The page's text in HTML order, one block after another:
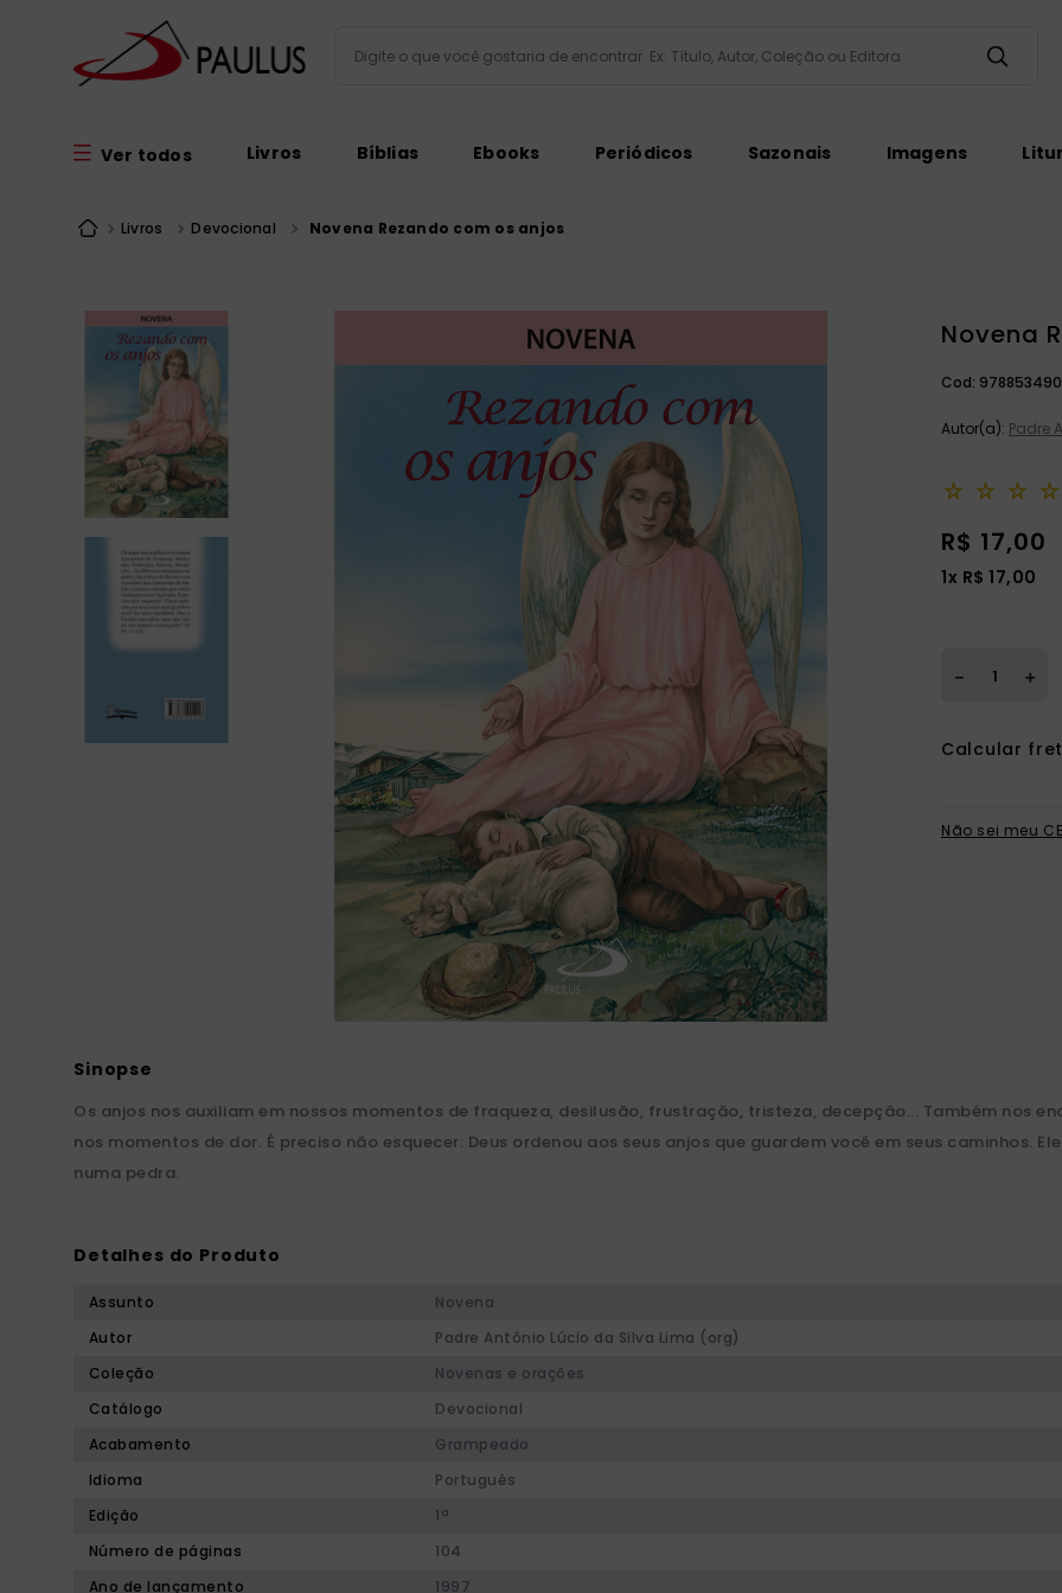
Ver todos Livros Bíblias Ebooks Periódicos Sazonais Imagens
Livros Devocional Novena Rezando com os anjos
Novena
Cod:
Autor(a): Padre
☆ ☆ ☆ ☆
R$ 17,00
1x R$ 17,00
＋
－
Não sei meu
Os anjos nos auxiliam em nossos momentos de fraqueza, desilusão, frustração, tristeza, decepção... Também nos
nos momentos de dor. É preciso não esquecer: Deus ordenou aos seus anjos que guardem você em seus caminhos.
numa pedra.
Detalhes do Produto
Assunto
Novena
Autor
Padre Antônio Lúcio da Silva Lima (org)
Coleção
Novenas e orações
Catálogo
Devocional
Acabamento
Grampeado
Idioma
Português
Edição
1ª
Número de páginas
104
Ano de lançamento
1997
bíblia jerusalém
patristica
biblia pastoral
bíblia ave maria